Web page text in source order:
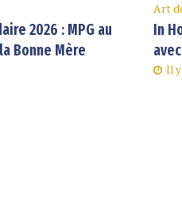
2026 : MPG au
Bonne Mère
Art
In
Il y